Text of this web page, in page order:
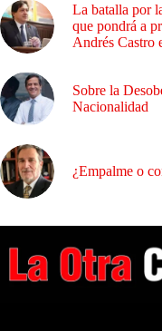
La batalla por
que pondrá a
Andrés Castro
Sobre la
Nacionalidad
¿Empalme o